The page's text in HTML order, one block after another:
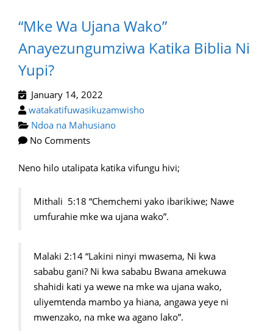
“Mke Wa Ujana Wako”
Anayezungumziwa Katika Biblia Ni
Yupi?
January 14, 2022
watakatifuwasikuzamwisho
Ndoa na Mahusiano
No Comments
Neno hilo utalipata katika vifungu hivi;
Mithali 5:18 “Chemchemi yako ibarikiwe; Nawe
umfurahie mke wa ujana wako”.
Malaki 2:14 “Lakini ninyi mwasema, Ni kwa
sababu gani? Ni kwa sababu Bwana amekuwa
shahidi kati ya wewe na mke wa ujana wako,
uliyemtenda mambo ya hiana, angawa yeye ni
mwenzako, na mke wa agano lako”.